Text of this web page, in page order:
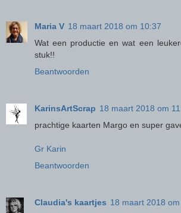
Maria V 18 maart 2018 om 10:37
Wat een productie en wat een
stuk!!
Beantwoorden
KarinsArtScrap 18 maart 2018 om
prachtige kaarten Margo en super
Gr Karin
Beantwoorden
Claudia's kaartjes 18 maart 2018